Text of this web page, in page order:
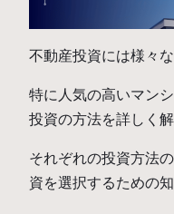
不動産投資には様々
特に人気の高いマン
投資の方法を詳しく解
それぞれの投資方法
資を選択するための